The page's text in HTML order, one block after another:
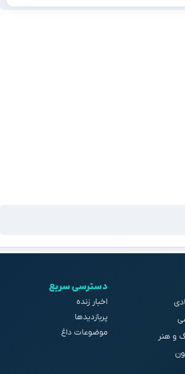
و هنر
دسترسی سریع
اخبار زنده
پربازدیدها
موضوعات داغ